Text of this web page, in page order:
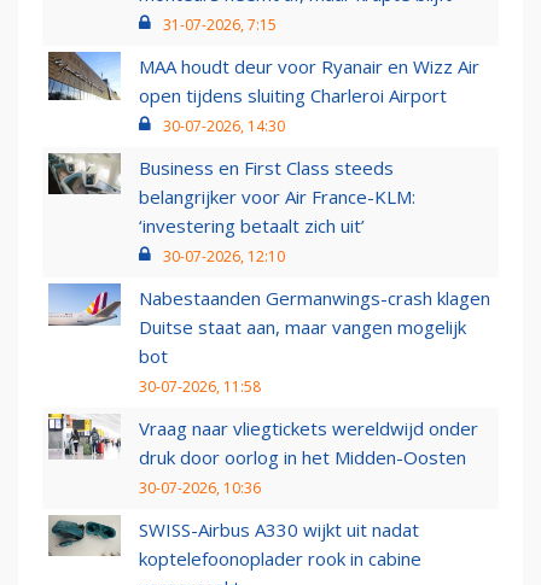
31-07-2026, 7:15
MAA houdt deur voor Ryanair en Wizz Air
open tijdens sluiting Charleroi Airport
30-07-2026, 14:30
Business en First Class steeds
belangrijker voor Air France-KLM:
‘investering betaalt zich uit’
30-07-2026, 12:10
Nabestaanden Germanwings-crash klagen
Duitse staat aan, maar vangen mogelijk
bot
30-07-2026, 11:58
Vraag naar vliegtickets wereldwijd onder
druk door oorlog in het Midden-Oosten
30-07-2026, 10:36
SWISS-Airbus A330 wijkt uit nadat
koptelefoonoplader rook in cabine